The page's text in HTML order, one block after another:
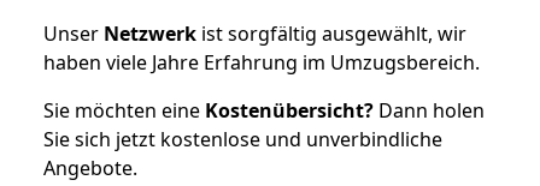
Unser Netzwerk ist sorgfältig ausgewählt, wir
haben viele Jahre Erfahrung im Umzugsbereich.
Sie möchten eine Kostenübersicht? Dann holen
Sie sich jetzt kostenlose und unverbindliche
Angebote.